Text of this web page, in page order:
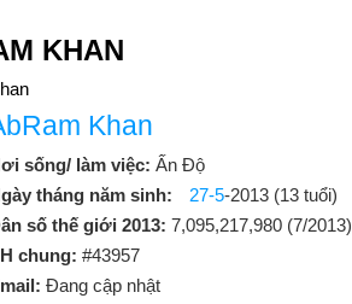
KHAN
Khan
sống/ làm việc: Ấn Độ
tháng năm sinh:
27-5-2013 (13 tuổi)
số thế giới 2013: 7,095,217,980 (7/2013)
chung: #43957
Đang cập nhật